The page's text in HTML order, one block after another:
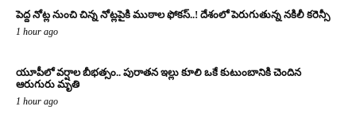
పెద్ద నోట్ల నుంచి చిన్న నోట్లపైకి ముఠాల ఫోకస్..! దేశంలో పెరుగుతున్న నకిలీ కరెన్సీ
1 hour ago
యూపీలో వర్షాల బీభత్సం.. పురాతన ఇల్లు కూలి ఒకే కుటుంబానికి చెందిన
ఆరుగురు మృతి
1 hour ago